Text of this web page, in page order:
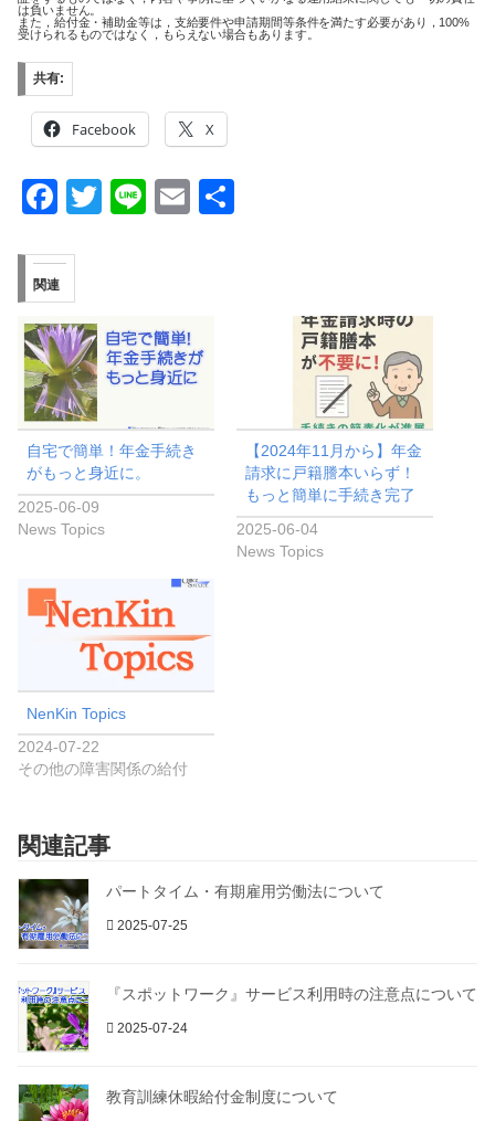
は負いません。
また，給付金・補助金等は，支給要件や申請期間等条件を満たす必要があり，100%
受けられるものではなく，もらえない場合もあります。
共有:
Facebook X
F
c
e
b
o
o
k
T
Li
E
関連
自宅で簡単！年金手続き
がもっと身近に。
2025-06-09
News Topics
【2024年11月から】年金
請求に戸籍謄本いらず！
もっと簡単に手続き完了
2025-06-04
News Topics
NenKin Topics
2024-07-22
その他の障害関係の給付
関連記事
パートタイム・有期雇用労働法について
2025-07-25
『スポットワーク』サービス利用時の注意点について
2025-07-24
教育訓練休暇給付金制度について